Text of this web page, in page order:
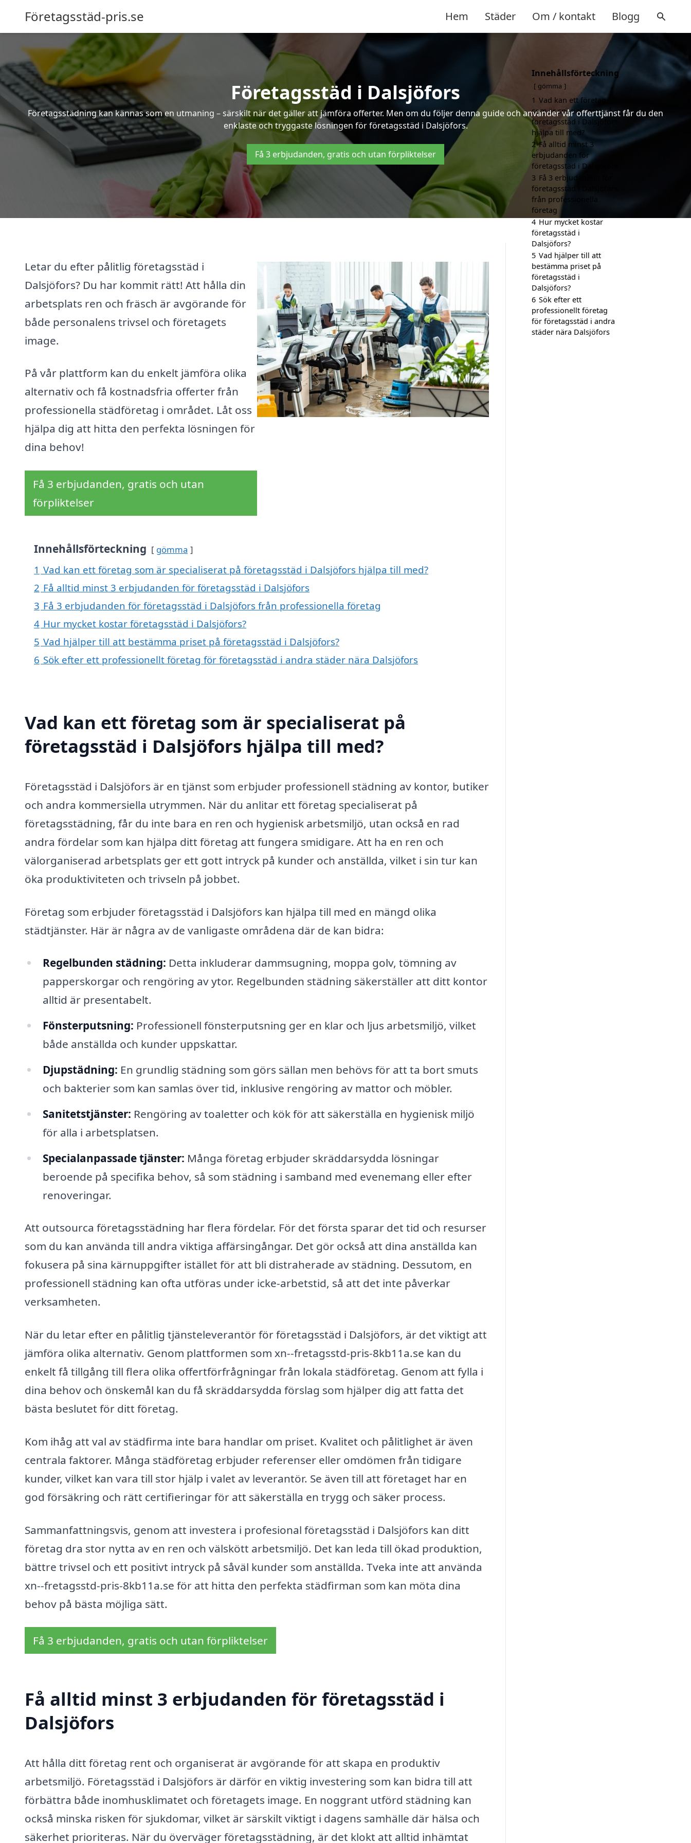
Företagsstäd-pris.se Hem Städer Om / kontakt Blogg
Företagsstäd i Dalsjöfors
Företagsstädning kan kännas som en utmaning – särskilt när det gäller att jämföra offerter. Men om du följer denna guide och använder vår offerttjänst får du den
enklaste och tryggaste lösningen för företagsstäd i Dalsjöfors.
Få 3 erbjudanden, gratis och utan förpliktelser
Letar du efter pålitlig företagsstäd i
Dalsjöfors? Du har kommit rätt! Att hålla din
arbetsplats ren och fräsch är avgörande för
både personalens trivsel och företagets
image.
På vår plattform kan du enkelt jämföra olika
alternativ och få kostnadsfria offerter från
professionella städföretag i området. Låt oss
hjälpa dig att hitta den perfekta lösningen för
dina behov!
Få 3 erbjudanden, gratis och utan
förpliktelser
Innehållsförteckning gömma
1 Vad kan ett företag som är specialiserat på företagsstäd i Dalsjöfors hjälpa till med?
2 Få alltid minst 3 erbjudanden för företagsstäd i Dalsjöfors
3 Få 3 erbjudanden för företagsstäd i Dalsjöfors från professionella företag
4 Hur mycket kostar företagsstäd i Dalsjöfors?
5 Vad hjälper till att bestämma priset på företagsstäd i Dalsjöfors?
6 Sök efter ett professionellt företag för företagsstäd i andra städer nära Dalsjöfors
Vad kan ett företag som är specialiserat på
företagsstäd i Dalsjöfors hjälpa till med?
Företagsstäd i Dalsjöfors är en tjänst som erbjuder professionell städning av kontor, butiker
och andra kommersiella utrymmen. När du anlitar ett företag specialiserat på
företagsstädning, får du inte bara en ren och hygienisk arbetsmiljö, utan också en rad
andra fördelar som kan hjälpa ditt företag att fungera smidigare. Att ha en ren och
välorganiserad arbetsplats ger ett gott intryck på kunder och anställda, vilket i sin tur kan
öka produktiviteten och trivseln på jobbet.
Företag som erbjuder företagsstäd i Dalsjöfors kan hjälpa till med en mängd olika
städtjänster. Här är några av de vanligaste områdena där de kan bidra:
Regelbunden städning: Detta inkluderar dammsugning, moppa golv, tömning av
papperskorgar och rengöring av ytor. Regelbunden städning säkerställer att ditt kontor
alltid är presentabelt.
Fönsterputsning: Professionell fönsterputsning ger en klar och ljus arbetsmiljö, vilket
både anställda och kunder uppskattar.
Djupstädning: En grundlig städning som görs sällan men behövs för att ta bort smuts
och bakterier som kan samlas över tid, inklusive rengöring av mattor och möbler.
Sanitetstjänster: Rengöring av toaletter och kök för att säkerställa en hygienisk miljö
för alla i arbetsplatsen.
Specialanpassade tjänster: Många företag erbjuder skräddarsydda lösningar
beroende på specifika behov, så som städning i samband med evenemang eller efter
renoveringar.
Att outsourca företagsstädning har flera fördelar. För det första sparar det tid och resurser
som du kan använda till andra viktiga affärsingångar. Det gör också att dina anställda kan
fokusera på sina kärnuppgifter istället för att bli distraherade av städning. Dessutom, en
professionell städning kan ofta utföras under icke-arbetstid, så att det inte påverkar
verksamheten.
När du letar efter en pålitlig tjänsteleverantör för företagsstäd i Dalsjöfors, är det viktigt att
jämföra olika alternativ. Genom plattformen som xn--fretagsstd-pris-8kb11a.se kan du
enkelt få tillgång till flera olika offertförfrågningar från lokala städföretag. Genom att fylla i
dina behov och önskemål kan du få skräddarsydda förslag som hjälper dig att fatta det
bästa beslutet för ditt företag.
Kom ihåg att val av städfirma inte bara handlar om priset. Kvalitet och pålitlighet är även
centrala faktorer. Många städföretag erbjuder referenser eller omdömen från tidigare
kunder, vilket kan vara till stor hjälp i valet av leverantör. Se även till att företaget har en
god försäkring och rätt certifieringar för att säkerställa en trygg och säker process.
Sammanfattningsvis, genom att investera i profesional företagsstäd i Dalsjöfors kan ditt
företag dra stor nytta av en ren och välskött arbetsmiljö. Det kan leda till ökad produktion,
bättre trivsel och ett positivt intryck på såväl kunder som anställda. Tveka inte att använda
xn--fretagsstd-pris-8kb11a.se för att hitta den perfekta städfirman som kan möta dina
behov på bästa möjliga sätt.
Få 3 erbjudanden, gratis och utan förpliktelser
Få alltid minst 3 erbjudanden för företagsstäd i
Dalsjöfors
Att hålla ditt företag rent och organiserat är avgörande för att skapa en produktiv
arbetsmiljö. Företagsstäd i Dalsjöfors är därför en viktig investering som kan bidra till att
förbättra både inomhusklimatet och företagets image. En noggrant utförd städning kan
också minska risken för sjukdomar, vilket är särskilt viktigt i dagens samhälle där hälsa och
säkerhet prioriteras. När du överväger företagsstädning, är det klokt att alltid inhämtat
Innehållsförteckning
gömma
1 Vad kan ett företag
som är specialiserat på
företagsstäd i Dalsjöfors
hjälpa till med?
2 Få alltid minst 3
erbjudanden för
företagsstäd i Dalsjöfors
3 Få 3 erbjudanden för
företagsstäd i Dalsjöfors
från professionella
företag
4 Hur mycket kostar
företagsstäd i
Dalsjöfors?
5 Vad hjälper till att
bestämma priset på
företagsstäd i
Dalsjöfors?
6 Sök efter ett
professionellt företag
för företagsstäd i andra
städer nära Dalsjöfors